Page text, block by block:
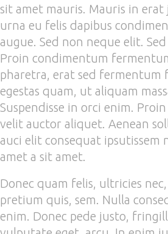
sit amet mauris. Mauris in erat
urna eu felis dapibus
augue. Sed non neque elit.
Proin condimentum
pharetra, erat sed fermentum
egestas quam, ut aliquam
Suspendisse in orci enim.
velit auctor aliquet. Aenean
auci elit consequat ipsutissem
amet a sit amet.
Donec quam felis, ultricies
pretium quis, sem. Nulla
enim. Donec pede justo,